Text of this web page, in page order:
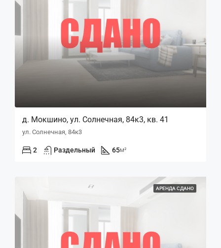
д. Мокшино, ул. Солнечная, 84к3, кв. 41
ул. Солнечная, 84к3
2 Раздельный 65м²
АРЕНДА СДАНО